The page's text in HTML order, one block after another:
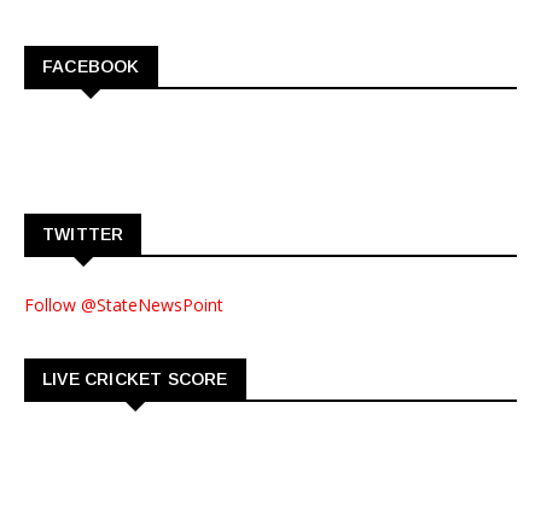
FACEBOOK
TWITTER
Follow @StateNewsPoint
LIVE CRICKET SCORE